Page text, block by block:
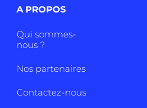
A PROPOS
Qui sommes-
nous ?
Nos partenaires
Contactez-nous